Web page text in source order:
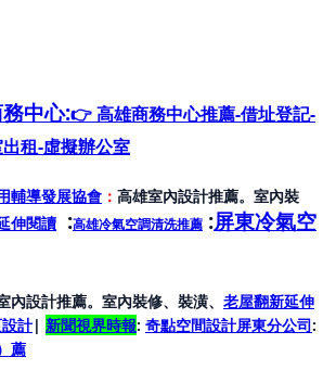
中心:👉 高雄商務中心推薦-借址登記-
租-虛擬辦公室
輔導發展協會 ： 高雄室內設計推薦。室內裝
伸閱讀 :高雄冷氣空調清洗推薦 :屏東冷氣空
內設計推薦。室內裝修、裝潢、 老屋翻新延伸
計| 新聞視界時報: 奇點空間設計屏東分公司:
薦